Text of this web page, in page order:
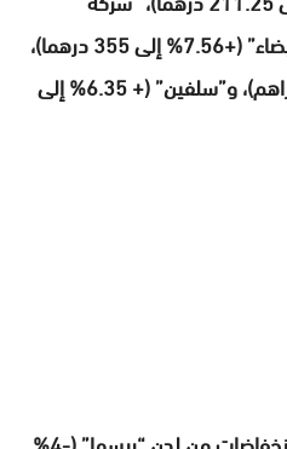
الأشغال العامة للبناء بالدار البيضاء” (+7.56% إلى 355 درهما)،
“زليجة” (+6,44% إلى 80.5 دراهم)، و”سلفين” (+ 6.35% إلى